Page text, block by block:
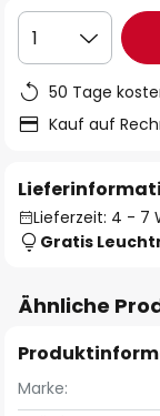
1
50 Tage
Kauf auf
Lieferzeit: 4 - 7
Gratis
Ähnliche
Marke: